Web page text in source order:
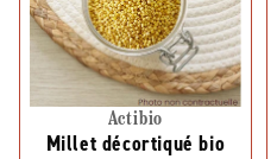
Actibio
Millet décortiqué bio